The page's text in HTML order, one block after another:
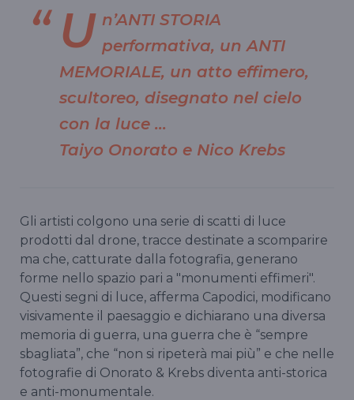
U n’ANTI STORIA
performativa, un ANTI
MEMORIALE, un atto effimero,
scultoreo, disegnato nel cielo
con la luce …
Taiyo Onorato e Nico Krebs
Gli artisti colgono una serie di scatti di luce
prodotti dal drone, tracce destinate a scomparire
ma che, catturate dalla fotografia, generano
forme nello spazio pari a "monumenti effimeri".
Questi segni di luce, afferma Capodici, modificano
visivamente il paesaggio e dichiarano una diversa
memoria di guerra, una guerra che è “sempre
sbagliata”, che “non si ripeterà mai più” e che nelle
fotografie di Onorato & Krebs diventa anti-storica
e anti-monumentale.